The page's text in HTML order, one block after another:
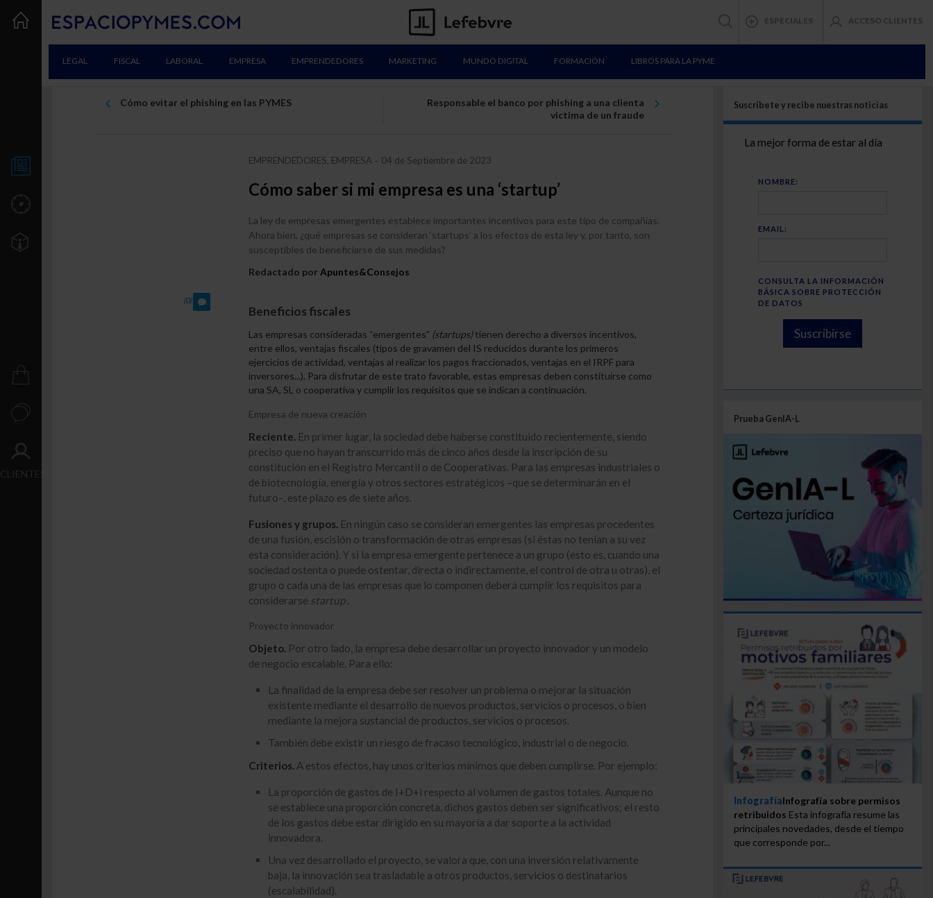
ESPECIALES ACCESO CLIENTES
LEGAL FISCAL LABORAL EMPRESA EMPRENDEDORES MARKETING MUNDO DIGITAL FORMACIÓN LIBROS PARA LA PYME
CLIENTES
Cómo evitar el phishing en las PYMES
Responsable el banco por phishing a una clienta
victima de un fraude
EMPRENDEDORES, EMPRESA- 04 de Septiembre de 2023
Cómo saber si mi empresa es una ‘startup’
La ley de empresas emergentes establece importantes incentivos para este tipo de compañías.
Ahora bien, ¿qué empresas se consideran ‘startups’ a los efectos de esta ley y, por tanto, son
susceptibles de beneficiarse de sus medidas?
Redactado por Apuntes&Consejos
(0)
Beneficios fiscales
Las empresas consideradas “emergentes” (startups)tienen derecho a diversos incentivos,
entre ellos, ventajas fiscales (tipos de gravamen del IS reducidos durante los primeros
ejercicios de actividad, ventajas al realizar los pagos fraccionados, ventajas en el IRPF para
inversores...). Para disfrutar de este trato favorable, estas empresas deben constituirse como
una SA, SL o cooperativa y cumplir los requisitos que se indican a continuación.
Empresa de nueva creación
Reciente.En primer lugar, la sociedad debe haberse constituido recientemente, siendo
preciso que no hayan transcurrido más de cinco años desde la inscripción de su
constitución en el Registro Mercantil o de Cooperativas. Para las empresas industriales o
de biotecnología, energía y otros sectores estratégicos –que se determinarán en el
futuro–, este plazo es de siete años.
Fusiones y grupos.En ningún caso se consideran emergentes las empresas procedentes
de una fusión, escisión o transformación de otras empresas (si éstas no tenían a su vez
esta consideración). Y si la empresa emergente pertenece a un grupo (esto es, cuando una
sociedad ostenta o puede ostentar, directa o indirectamente, el control de otra u otras), el
grupo o cada una de las empresas que lo componen deberá cumplir los requisitos para
considerarse startup.
Proyecto innovador
Objeto.Por otro lado, la empresa debe desarrollar un proyecto innovador y un modelo
de negocio escalable. Para ello:
La finalidad de la empresa debe ser resolver un problema o mejorar la situación
existente mediante el desarrollo de nuevos productos, servicios o procesos, o bien
mediante la mejora sustancial de productos, servicios o procesos.
También debe existir un riesgo de fracaso tecnológico, industrial o de negocio.
Criterios.A estos efectos, hay unos criterios mínimos que deben cumplirse. Por ejemplo:
La proporción de gastos de I+D+i respecto al volumen de gastos totales. Aunque no
se establece una proporción concreta, dichos gastos deben ser significativos; el resto
de los gastos debe estar dirigido en su mayoría a dar soporte a la actividad
innovadora.
Una vez desarrollado el proyecto, se valora que, con una inversión relativamente
baja, la innovación sea trasladable a otros productos, servicios o destinatarios
(escalabilidad).
Suscríbete y recibe nuestras noticias
La mejor forma de estar al día
NOMBRE:
EMAIL:
CONSULTA LA INFORMACIÓN
BÁSICA SOBRE PROTECCIÓN
DE DATOS
Suscribirse
Prueba GenIA-L
InfografíaInfografía sobre permisos
retribuidos Esta infografía resume las
principales novedades, desde el tiempo
que corresponde por...